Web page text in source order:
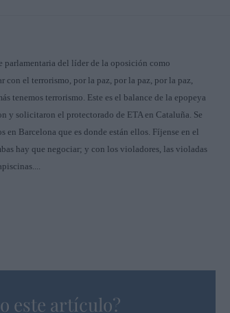
parlamentaria del líder de la oposición como
con el terrorismo, por la paz, por la paz, por la paz,
tenemos terrorismo. Este es el balance de la epopeya
y solicitaron el protectorado de ETA en Cataluña. Se
en Barcelona que es donde están ellos. Fíjense en el
hay que negociar; y con los violadores, las violadas
este artículo?